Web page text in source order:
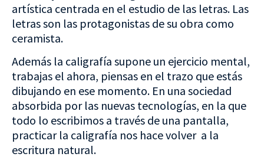
artística centrada en el estudio de las letras. Las
letras son las protagonistas de su obra como
ceramista.
Además la caligrafía supone un ejercicio mental,
trabajas el ahora, piensas en el trazo que estás
dibujando en ese momento. En una sociedad
absorbida por las nuevas tecnologías, en la que
todo lo escribimos a través de una pantalla,
practicar la caligrafía nos hace volver a la
escritura natural.